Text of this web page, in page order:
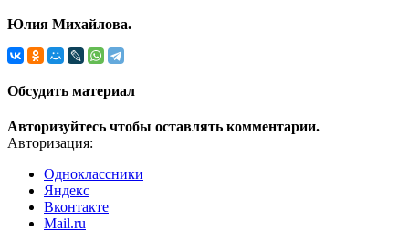
Юлия Михайлова.
Обсудить материал
Авторизуйтесь чтобы оставлять комментарии.
Авторизация:
Одноклассники
Яндекс
Вконтакте
Mail.ru